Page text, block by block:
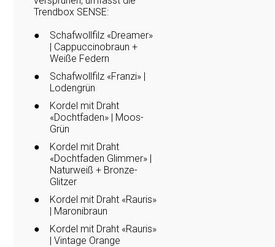
Trendbox SENSE:
Schafwollfilz «Dreamer»
| Cappuccinobraun +
Weiße Federn
Schafwollfilz «Franzi» |
Lodengrün
Kordel mit Draht
«Dochtfaden» | Moos-
Grün
Kordel mit Draht
«Dochtfaden Glimmer» |
Naturweiß + Bronze-
Glitzer
Kordel mit Draht «Rauris»
| Maronibraun
Kordel mit Draht «Rauris»
| Vintage Orange